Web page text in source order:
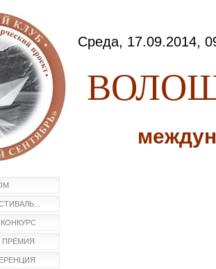
ПРЕМИЯ
Среда, 17.09.2014,